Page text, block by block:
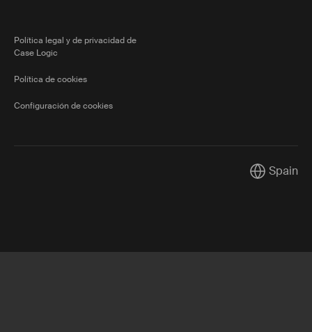
Política legal y de privacidad de
Case Logic
Política de cookies
Configuración de cookies
Current
Spain